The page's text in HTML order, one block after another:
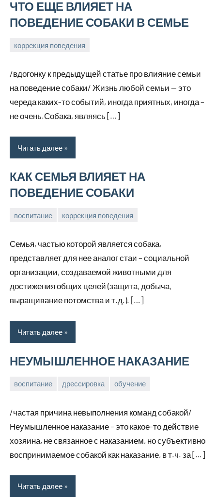
ЧТО ЕЩЕ ВЛИЯЕТ НА
ПОВЕДЕНИЕ СОБАКИ В СЕМЬЕ
коррекция поведения
2026
Анна
/вдогонку к предыдущей статье про влияние семьи
на поведение собаки/ Жизнь любой семьи — это
череда каких-то событий, иногда приятных, иногда –
не очень.Собака, являясь […]
Читать далее
КАК СЕМЬЯ ВЛИЯЕТ НА
ПОВЕДЕНИЕ СОБАКИ
воспитание коррекция поведения
2026
Семья, частью которой является собака,
представляет для нее аналог стаи – социальной
организации, создаваемой животными для
достижения общих целей (защита, добыча,
выращивание потомства и т.д.). […]
Читать далее
НЕУМЫШЛЕННОЕ НАКАЗАНИЕ
воспитание дрессировка обучение
2026
/частая причина невыполнения команд собакой/
Неумышленное наказание – это какое-то действие
хозяина, не связанное с наказанием, но субъективно
воспринимаемое собакой как наказание, в т.ч. за […]
Читать далее